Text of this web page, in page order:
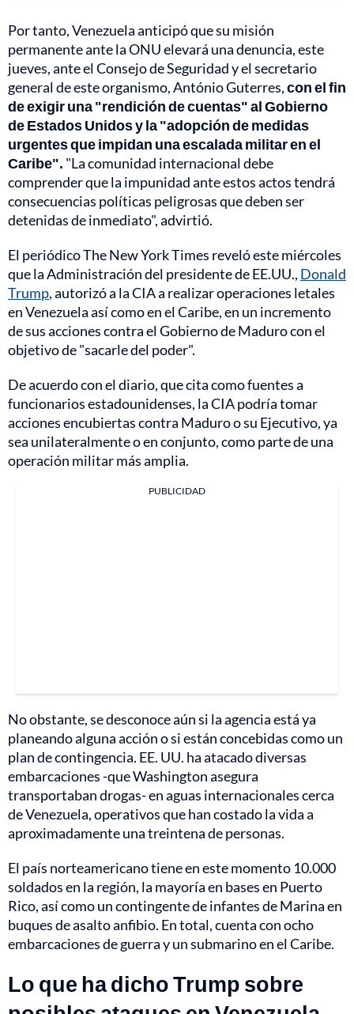
Por tanto, Venezuela anticipó que su misión
permanente ante la ONU elevará una denuncia, este
jueves, ante el Consejo de Seguridad y el secretario
general de este organismo, António Guterres,con el fin
de exigir una "rendición de cuentas" al Gobierno
de Estados Unidos y la "adopción de medidas
urgentes que impidan una escalada militar en el
Caribe". "La comunidad internacional debe
comprender que la impunidad ante estos actos tendrá
consecuencias políticas peligrosas que deben ser
detenidas de inmediato", advirtió.
El periódico The New York Times reveló este miércoles
que la Administración del presidente de EE.UU., Donald
Trump, autorizó a la CIA a realizar operaciones letales
en Venezuela así como en el Caribe, en un incremento
de sus acciones contra el Gobierno de Maduro con el
objetivo de "sacarle del poder".
De acuerdo con el diario, que cita como fuentes a
funcionarios estadounidenses, la CIA podría tomar
acciones encubiertas contra Maduro o su Ejecutivo, ya
sea unilateralmente o en conjunto, como parte de una
operación militar más amplia.
PUBLICIDAD
No obstante, se desconoce aún si la agencia está ya
planeando alguna acción o si están concebidas como un
plan de contingencia. EE. UU. ha atacado diversas
embarcaciones -que Washington asegura
transportaban drogas- en aguas internacionales cerca
de Venezuela, operativos que han costado la vida a
aproximadamente una treintena de personas.
El país norteamericano tiene en este momento 10.000
soldados en la región, la mayoría en bases en Puerto
Rico, así como un contingente de infantes de Marina en
buques de asalto anfibio. En total, cuenta con ocho
embarcaciones de guerra y un submarino en el Caribe.
Lo que ha dicho Trump sobre